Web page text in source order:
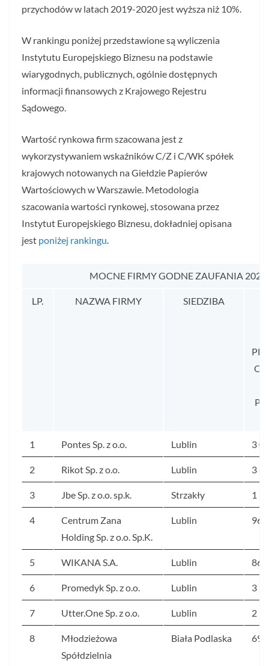
przychodów w latach 2019-2020 jest wyższa niż 10%.
W rankingu poniżej przedstawione są wyliczenia
Instytutu Europejskiego Biznesu na podstawie
wiarygodnych, publicznych, ogólnie dostępnych
informacji finansowych z Krajowego Rejestru
Sądowego.
Wartość rynkowa firm szacowana jest z
wykorzystywaniem wskaźników C/Z i C/WK spółek
krajowych notowanych na Giełdzie Papierów
Wartościowych w Warszawie. Metodologia
szacowania wartości rynkowej, stosowana przez
Instytut Europejskiego Biznesu, dokładniej opisana
jest poniżej rankingu
MOCNE FIRMY GODNE ZAUFANIA
LP. NAZWA FIRMY SIEDZIBA
1 Pontes Sp. z o.o. Lublin 3
2 Rikot Sp. z o.o. Lublin 3
3 Jbe Sp. z o.o. sp.k. Strzakły 1
4
Centrum Zana
Holding Sp. z o.o. Sp.K.
Lublin 963
5 WIKANA S.A. Lublin 868
6 Promedyk Sp. z o.o. Lublin 3
7 Utter.One Sp. z o.o. Lublin 2
8
Młodzieżowa
Spółdzielnia
Biała Podlaska 697